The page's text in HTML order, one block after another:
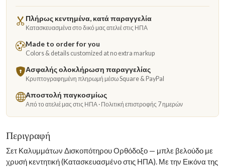
Πλήρως κεντημένα, κατά παραγγελία
Κατασκευασμένα στο δικό μας ατελιέ στις ΗΠΑ
Made to order for you
Colors & details customized at no extra markup
Ασφαλής ολοκλήρωση παραγγελίας
Κρυπτογραφημένη πληρωμή μέσω Square & PayPal
Αποστολή παγκοσμίως
Από το ατελιέ μας στις ΗΠΑ · Πολιτική επιστροφής 7 ημερών
Περιγραφή
Σετ Καλυμμάτων Δισκοπότηρου Ορθόδοξο — μπλε βελούδο με
χρυσή κεντητική (Κατασκευασμένο στις ΗΠΑ). Με την Εικόνα της